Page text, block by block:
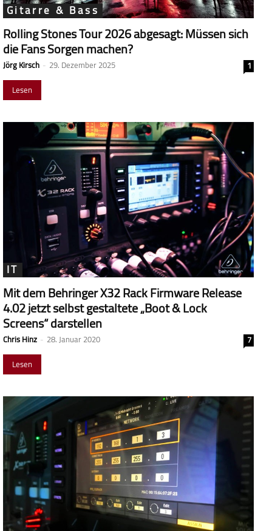
Gitarre & Bass
Rolling Stones Tour 2026 abgesagt: Müssen sich
die Fans Sorgen machen?
Jörg Kirsch - 29. Dezember 2025
1
Lesen
IT
Mit dem Behringer X32 Rack Firmware Release
4.02 jetzt selbst gestaltete „Boot & Lock
Screens“ darstellen
Chris Hinz - 28. Januar 2020
7
Lesen